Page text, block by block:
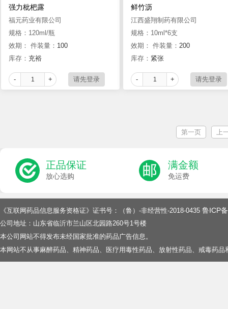
强力枇杷露
福元药业有限公司
规格：120ml/瓶
效期： 件装量： 100
库存： 充裕
- +
鲜竹沥
江西盛翔制药有限公司
规格：10ml*6支
效期： 件装量： 200
库存： 紧张
- +
第一页 上
正品保证
放心选购
满金额
免运费
《互联网药品信息服务资格证》证书号：（鲁）-非经营性-2018-0435 鲁ICP
公司地址：山东省临沂市兰山区北园路260号1号楼
本公司网站不得发布未经国家批准的药品广告信息。
本网站不从事麻醉药品、精神药品、医疗用毒性药品、放射性药品、戒毒药